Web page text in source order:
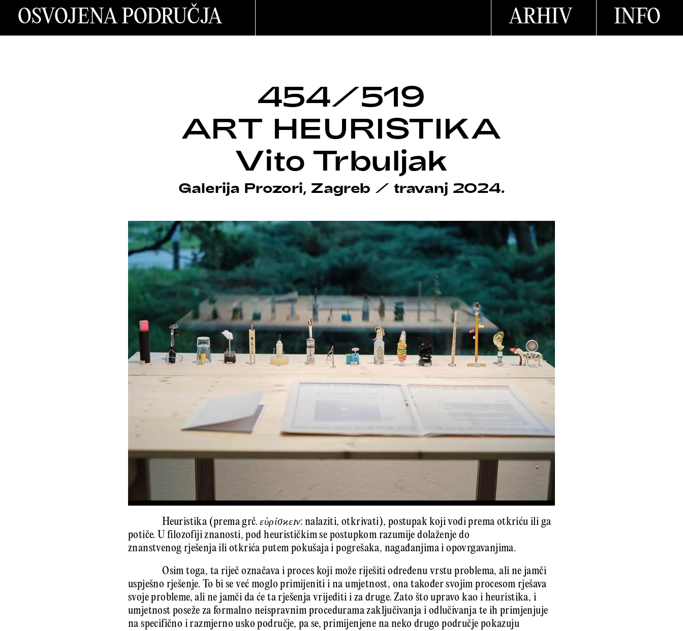
OSVOJENA PODRUČJA ARHIV INFO
454/519
ART HEURISTIKA
Vito Trbuljak
Galerija Prozori, Zagreb / travanj 2024.
Heuristika (prema grč.εὑρίσϰεıν: nalaziti, otkrivati), postupak koji vodi prema otkriću ili ga
potiče. U filozofiji znanosti, pod heurističkim se postupkom razumije dolaženje do
znanstvenog rješenja ili otkrića putem pokušaja i pogrešaka, nagađanjima i opovrgavanjima.
Osim toga, ta riječ označava i proces koji može riješiti određenu vrstu problema, ali ne jamči
uspješno rješenje. To bi se već moglo primijeniti i na umjetnost, ona također svojim procesom rješava
svoje probleme, ali ne jamči da će ta rješenja vrijediti i za druge. Zato što upravo kao i heuristika, i
umjetnost poseže za formalno neispravnim procedurama zaključivanja i odlučivanja te ih primjenjuje
na specifično i razmjerno usko područje, pa se, primijenjene na neko drugo područje pokazuju